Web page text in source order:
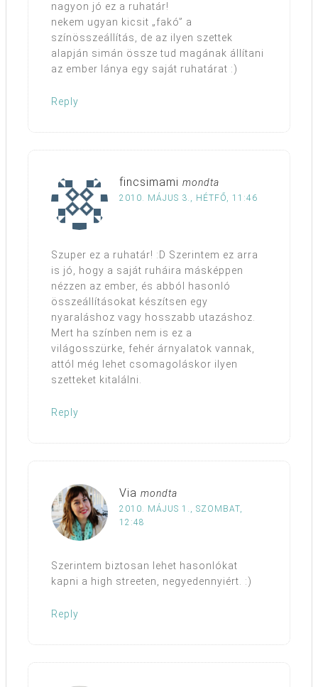
nagyon jó ez a ruhatár!
nekem ugyan kicsit „fakó” a
színösszeállítás, de az ilyen szettek
alapján simán össze tud magának állítani
az ember lánya egy saját ruhatárat :)
Reply
fincsimami mondta
2010. MÁJUS 3., HÉTFŐ, 11:46
Szuper ez a ruhatár! :D Szerintem ez arra
is jó, hogy a saját ruháira másképpen
nézzen az ember, és abból hasonló
összeállításokat készítsen egy
nyaraláshoz vagy hosszabb utazáshoz.
Mert ha színben nem is ez a
világosszürke, fehér árnyalatok vannak,
attól még lehet csomagoláskor ilyen
szetteket kitalálni.
Reply
Via mondta
2010. MÁJUS 1., SZOMBAT,
12:48
Szerintem biztosan lehet hasonlókat
kapni a high streeten, negyedennyiért. :)
Reply